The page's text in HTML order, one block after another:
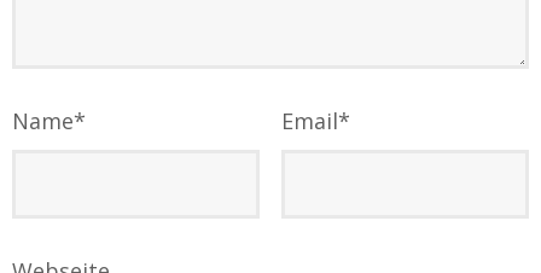
Name* Email*